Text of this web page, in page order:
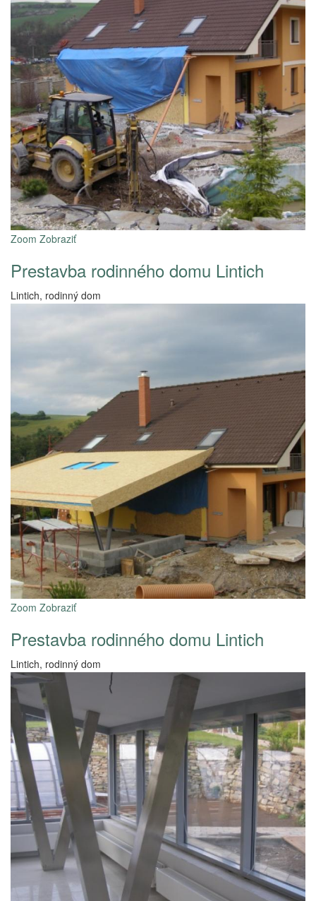
Zoom Zobraziť
Prestavba rodinného domu Lintich
Lintich, rodinný dom
Zoom Zobraziť
Prestavba rodinného domu Lintich
Lintich, rodinný dom